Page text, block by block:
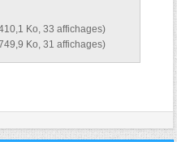
Ko, 33 affichages)
Ko, 31 affichages)